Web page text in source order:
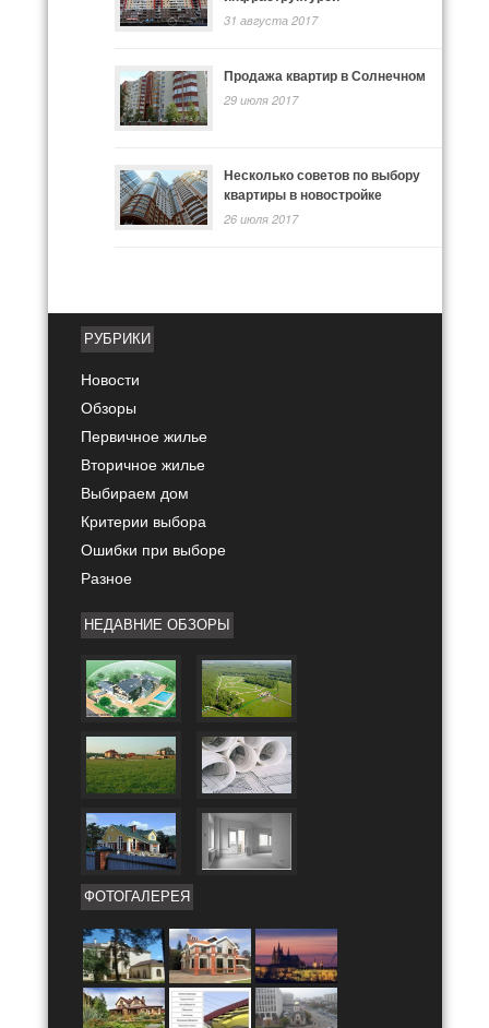
31 августа 2017
Продажа квартир в Солнечном
29 июля 2017
Несколько советов по выбору
квартиры в новостройке
26 июля 2017
РУБРИКИ
Новости
Обзоры
Первичное жилье
Вторичное жилье
Выбираем дом
Критерии выбора
Ошибки при выборе
Разное
НЕДАВНИЕ ОБЗОРЫ
ФОТОГАЛЕРЕЯ